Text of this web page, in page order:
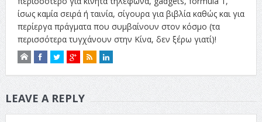
ίσως καμία σειρά ή ταινία, σίγουρα για βιβλία καθώς και για
περίεργα πράγματα που συμβαίνουν στον κόσμο (τα
περισσότερα τυγχάνουν στην Κίνα, δεν ξέρω γιατί)!
LEAVE A REPLY